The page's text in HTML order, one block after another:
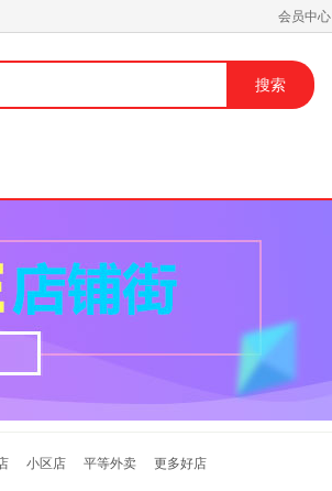
会员中心
小区店 平等外卖 更多好店